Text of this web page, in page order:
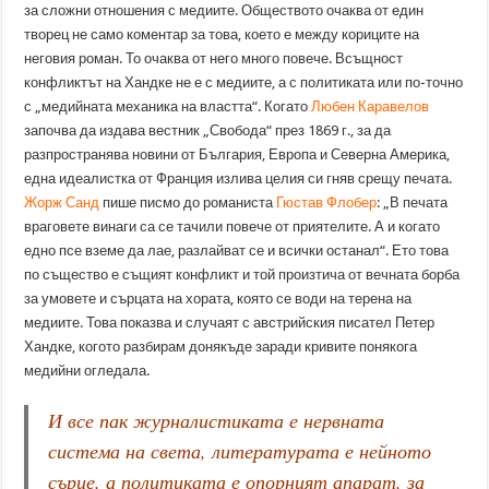
за сложни отношения с медиите. Обществото очаква от един
творец не само коментар за това, което е между кориците на
неговия роман. То очаква от него много повече. Всъщност
конфликтът на Хандке не е с медиите, а с политиката или по-точно
с „медийната механика на властта“. Когато Любен Каравелов
започва да издава вестник „Свобода“ през 1869 г., за да
разпространява новини от България, Европа и Северна Америка,
една идеалистка от Франция излива целия си гняв срещу печата.
Жорж Санд пише писмо до романиста Гюстав Флобер: „В печата
враговете винаги са се тачили повече от приятелите. А и когато
едно псе вземе да лае, разлайват се и всички останал“. Ето това
по същество е същият конфликт и той произтича от вечната борба
за умовете и сърцата на хората, която се води на терена на
медиите. Това показва и случаят с австрийския писател Петер
Хандке, когото разбирам донякъде заради кривите понякога
медийни огледала.
И все пак журналистиката е нервната
система на света, литературата е нейното
сърце, а политиката е опорният апарат, за